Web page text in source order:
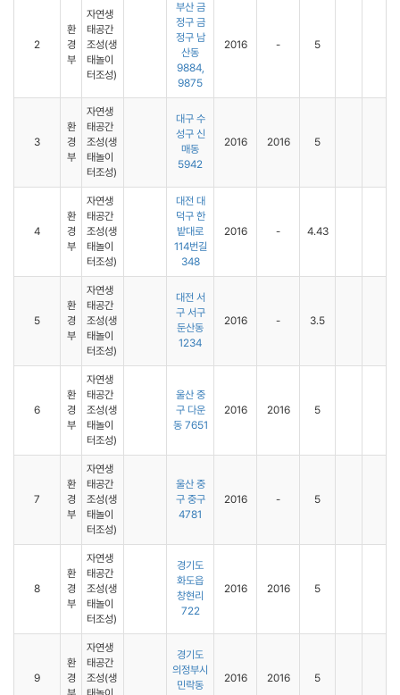
2
환
경
부
자연생
태공간
조성(생
태놀이
터조성)
부산 금
정구 금
정구 남
산동
9884,
9875
2016 - 5
3
환
경
부
자연생
태공간
조성(생
태놀이
터조성)
대구 수
성구 신
매동
5942
2016 2016 5
4
환
경
부
자연생
태공간
조성(생
태놀이
터조성)
대전 대
덕구 한
밭대로
114번길
348
2016 - 4.43
5
환
경
부
자연생
태공간
조성(생
태놀이
터조성)
대전 서
구 서구
둔산동
1234
2016 - 3.5
6
환
경
부
자연생
태공간
조성(생
태놀이
터조성)
울산 중
구 다운
동 7651
2016 2016 5
7
환
경
부
자연생
태공간
조성(생
태놀이
터조성)
울산 중
구 중구
4781
2016 - 5
8
환
경
부
자연생
태공간
조성(생
태놀이
터조성)
경기도
화도읍
창현리
722
2016 2016 5
9
환
경
자연생
태공간
조성(생
경기도
의정부시
민락동
2016 2016 5